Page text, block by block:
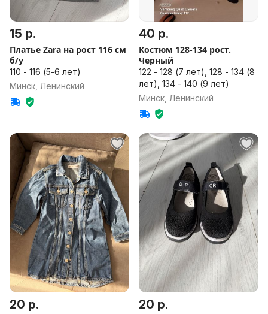
15 р.
Платье Zara на рост 116 см
б/у
110 - 116 (5-6 лет)
Минск, Ленинский
40 р.
Костюм 128-134 рост.
Черный
122 - 128 (7 лет), 128 - 134 (8
лет), 134 - 140 (9 лет)
Минск, Ленинский
20 р. 20 р.